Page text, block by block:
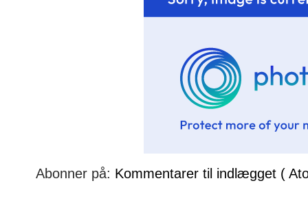
Abonner på: Kommentarer til indlægget (